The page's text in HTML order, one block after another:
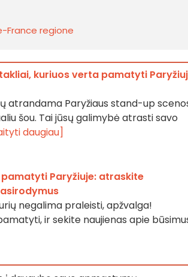
France regione
kuriuos verta pamatyti
atrandama Paryžiaus stand-up
šou. Tai jūsų galimybė atrasti savo
daugiau]
Paryžiuje: atraskite
negalima praleisti, apžvalga!
ir sekite naujienas apie